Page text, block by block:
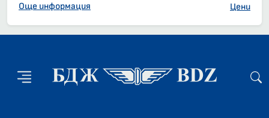
Още информация Цени